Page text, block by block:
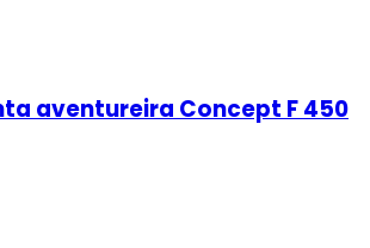
aventureira Concept F 450